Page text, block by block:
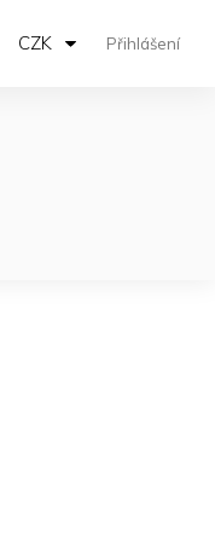
CZK Přihlášení